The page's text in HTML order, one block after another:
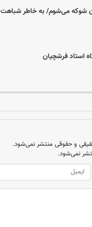
شوکه می‌شوم/ به خاطر
استاد فرشچیان
و حقوقی منتشر نمی‌شود.
نمی‌شود.